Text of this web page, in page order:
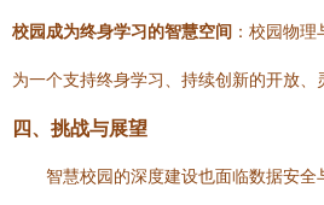
校园成为终身学习的智慧空间 ：校园物
为一个支持终身学习、持续创新的开放、
四、挑战与展望
智慧校园的深度建设也面临数据安